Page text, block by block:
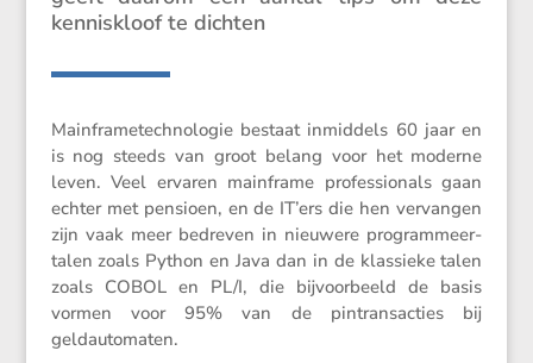
kennis­kloof te dichten
Mainfra­me­tech­no­logie bestaat inmid­dels 60 jaar en
is nog steeds van groot belang voor het moderne
leven. Veel ervaren mainframe profes­si­o­nals gaan
echter met pensioen, en de IT’ers die hen vervangen
zijn vaak meer bedreven in nieuwere program­meer­
talen zoals Python en Java dan in de klassieke talen
zoals COBOL en PL/​I, die bijvoor­beeld de basis
vormen voor 95% van de pintrans­ac­ties bij
geldautomaten.